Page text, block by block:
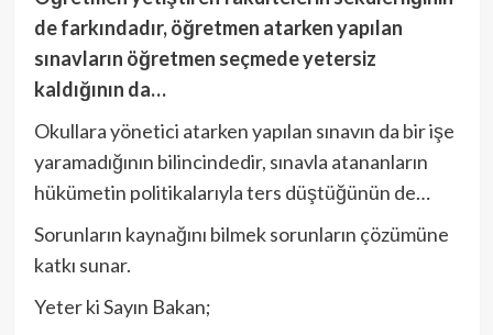
de farkındadır, öğretmen atarken yapılan
sınavların öğretmen seçmede yetersiz
kaldığının da…
Okullara yönetici atarken yapılan sınavın da bir işe
yaramadığının bilincindedir, sınavla atananların
hükümetin politikalarıyla ters düştüğünün de…
Sorunların kaynağını bilmek sorunların çözümüne
katkı sunar.
Yeter ki Sayın Bakan;